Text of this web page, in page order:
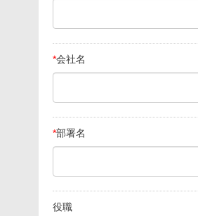
*会社名
*部署名
役職